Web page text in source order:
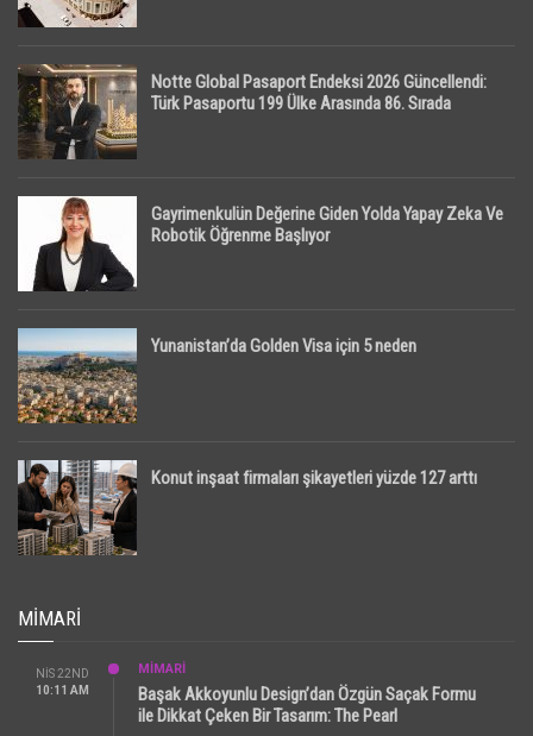
Notte Global Pasaport Endeksi 2026 Güncellendi:
Türk Pasaportu 199 Ülke Arasında 86. Sırada
Gayrimenkulün Değerine Giden Yolda Yapay Zeka Ve
Robotik Öğrenme Başlıyor
Yunanistan’da Golden Visa için 5 neden
Konut inşaat firmaları şikayetleri yüzde 127 arttı
MIMARI
NIS 22ND
10:11 AM
MİMARİ
Başak Akkoyunlu Design’dan Özgün Saçak Formu
ile Dikkat Çeken Bir Tasarım: The Pearl